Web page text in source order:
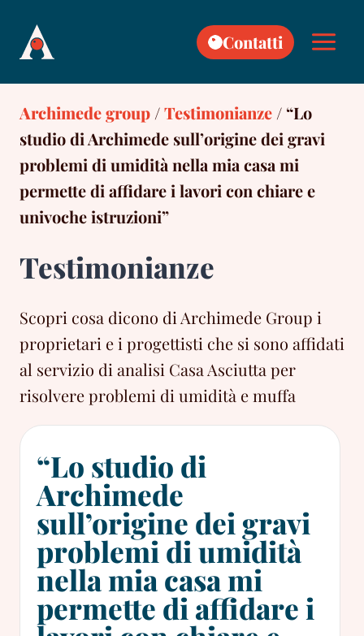
content
Contatti
Archimede group/Testimonianze/ “Lo
studio di Archimede sull’origine dei gravi
problemi di umidità nella mia casa mi
permette di affidare i lavori con chiare e
univoche istruzioni”
Testimonianze
Scopri cosa dicono di Archimede Group i
proprietari e i progettisti che si sono affidati
al servizio di analisi Casa Asciutta per
risolvere problemi di umidità e muffa
“Lo studio di
Archimede
sull’origine dei gravi
problemi di umidità
nella mia casa mi
permette di affidare i